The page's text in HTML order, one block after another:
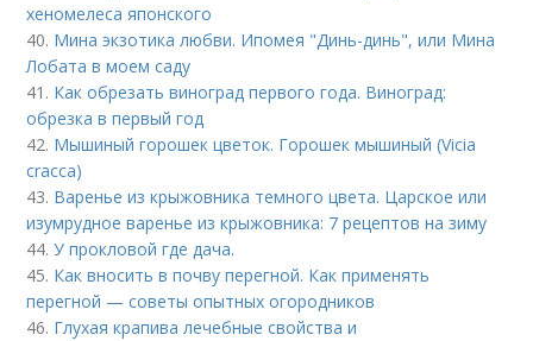
хеномелеса японского
40. Мина экзотика любви. Ипомея "Динь-динь", или Мина
Лобата в моем саду
41. Как обрезать виноград первого года. Виноград:
обрезка в первый год
42. Мышиный горошек цветок. Горошек мышиный (Vicia
cracca)
43. Варенье из крыжовника темного цвета. Царское или
изумрудное варенье из крыжовника: 7 рецептов на зиму
44.У прокловой где дача.
45. Как вносить в почву перегной. Как применять
перегной — советы опытных огородников
46. Глухая крапива лечебные свойства и